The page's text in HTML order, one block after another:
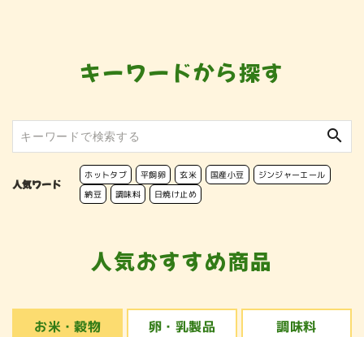
キーワードから探す
search
人気ワード
ホットタブ 平飼卵 玄米 国産小豆
ジンジャーエール
納豆
調味料 日焼け止め
人気おすすめ商品
お米・穀物 卵・乳製品 調味料